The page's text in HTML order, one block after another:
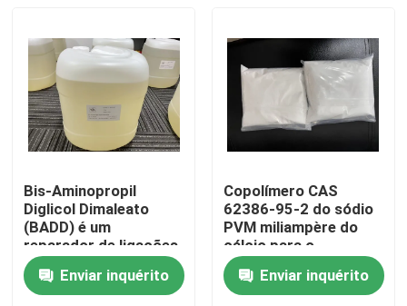
Casa
Bis-Aminopropil
Diglicol Dimaleato
(BADD) é um
reparador de ligações
capilares que restaura
a força e integridade
das ligações do
Enviar inquérito
Copolímero CAS
62386-95-2 do sódio
PVM miliampère do
cálcio para o
esparadrapo da
dentaduraEnviar inquérito